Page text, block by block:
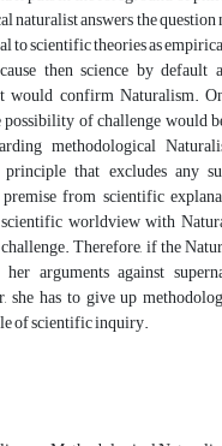
naturalist answers the question
to scientific theories as
then science by default
would confirm Naturalism.
possibility of challenge would
methodological
that excludes any
from scientific
worldview with
Therefore, if the
arguments against
she has to give up
of scientific inquiry.